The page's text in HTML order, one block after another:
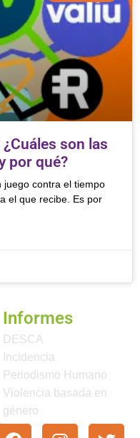
son las
por qué?
juego contra el tiempo
el que recibe. Es por
Informes
DESCA
Incidencia
Periodismo Humano
Violencia basada en
género